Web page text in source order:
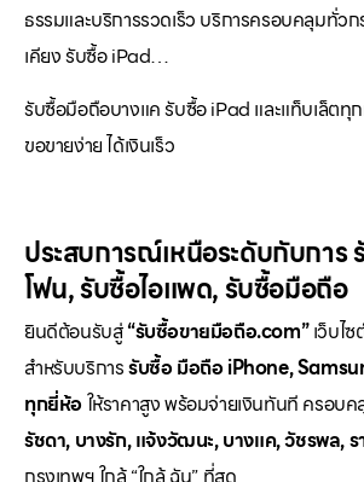
ธรรมและบริการรวดเร็ว บริการครอบคลุมทั่ว
เคียง รับซื้อ iPad…
รับซื้อมือถือบางแค รับซื้อ iPad และแท็บเล็ต
ขอขายง่าย ได้เงินเร็ว
ประสบการณ์เหนือระดับกับการ
โฟน,รับซื้อไอแพด,รับซื้อมือถือ
ยินดีต้อนรับสู่“รับซื้อขายมือถือ.com”เว็บไซ
สำหรับบริการรับซื้อ มือถือ iPhone,
ทุกยี่ห้อให้ราคาสูง พร้อมจ่ายเงินทันที ครอบ
รัชดา, บางรัก, แจ้งวัฒนะ, บางแค, วัชรพล,